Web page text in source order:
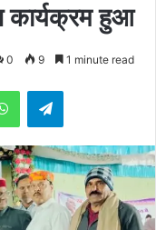
कार्यक्रम हुआ
0 9 1 minute read
WhatsAppTelegram